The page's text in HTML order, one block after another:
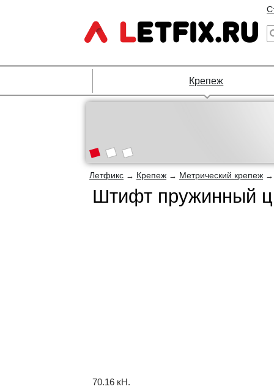
Крепеж
Летфикс → Крепеж → Метрический крепеж
Штифт пружинный
70.16 кН.